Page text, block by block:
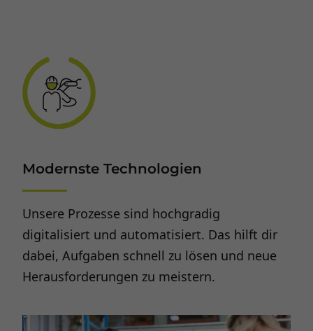
Modernste Technologien
Unsere Prozesse sind hochgradig
digitalisiert und automatisiert. Das hilft dir
dabei, Aufgaben schnell zu lösen und neue
Herausforderungen zu meistern.
In Lightbox öffnen